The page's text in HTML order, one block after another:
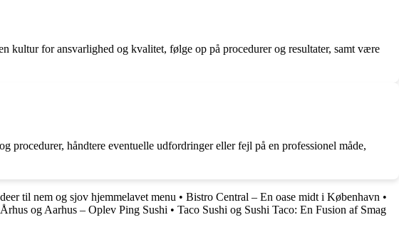
kultur for ansvarlighed og kvalitet, følge op på procedurer og resultater, samt være
procedurer, håndtere eventuelle udfordringer eller fejl på en professionel måde,
til nem og sjov hjemmelavet menu • Bistro Central – En oase midt i København •
og Aarhus – Oplev Ping Sushi • Taco Sushi og Sushi Taco: En Fusion af Smag